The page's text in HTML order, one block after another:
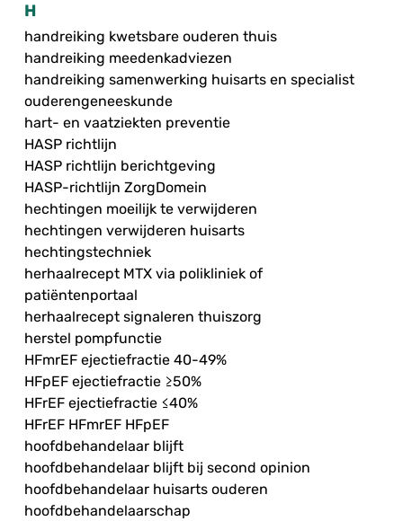
H
handreiking kwetsbare ouderen thuis
handreiking meedenkadviezen
handreiking samenwerking huisarts en specialist
ouderengeneeskunde
hart- en vaatziekten preventie
HASP richtlijn
HASP richtlijn berichtgeving
HASP-richtlijn ZorgDomein
hechtingen moeilijk te verwijderen
hechtingen verwijderen huisarts
hechtingstechniek
herhaalrecept MTX via polikliniek of
patiëntenportaal
herhaalrecept signaleren thuiszorg
herstel pompfunctie
HFmrEF ejectiefractie 40-49%
HFpEF ejectiefractie ≥50%
HFrEF ejectiefractie ≤40%
HFrEF HFmrEF HFpEF
hoofdbehandelaar blijft
hoofdbehandelaar blijft bij second opinion
hoofdbehandelaar huisarts ouderen
hoofdbehandelaarschap